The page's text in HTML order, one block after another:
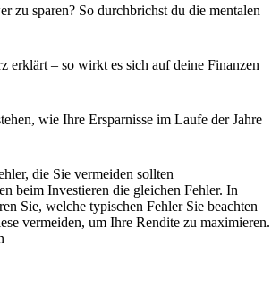
zu sparen? So durchbrichst du die mentalen
erklärt – so wirkt es sich auf deine Finanzen
wie Ihre Ersparnisse im Laufe der Jahre
die Sie vermeiden sollten
beim Investieren die gleichen Fehler. In
Sie, welche typischen Fehler Sie beachten
vermeiden, um Ihre Rendite zu maximieren.